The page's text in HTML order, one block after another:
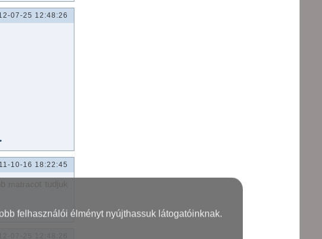
felhasználói élményt nyújthassuk látogatóinknak.
07-25 12:48:26
10-16 18:22:45